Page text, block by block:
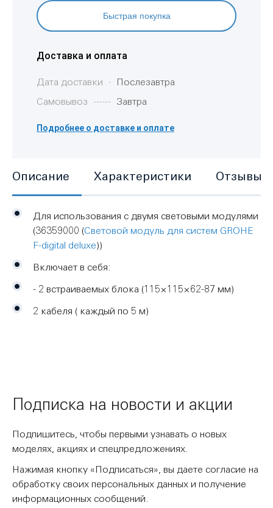
Быстрая покупка
Доставка и оплата
Дата доставки
Послезавтра
Самовывоз
Завтра
Подробнее о доставке и оплате
Описание
Для использования с двумя световыми модулями
(36359000 (Световой модуль для систем GROHE
F-digital deluxe))
Включает в себя:
- 2 встраиваемых блока (115×115×62-87 мм)
2 кабеля ( каждый по 5 м)
Характеристики Отзывы
Подписка на новости и акции
Подпишитесь, чтобы первыми узнавать о новых
моделях, акциях и спецпредложениях.
Нажимая кнопку «Подписаться», вы даете согласие на
обработку своих персональных данных и получение
информационных сообщений.